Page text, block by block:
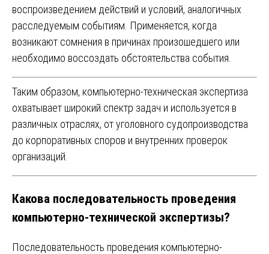
воспроизведением действий и условий, аналогичных
расследуемым событиям. Применяется, когда
возникают сомнения в причинах произошедшего или
необходимо воссоздать обстоятельства события.
Таким образом, компьютерно-техническая экспертиза
охватывает широкий спектр задач и используется в
различных отраслях, от уголовного судопроизводства
до корпоративных споров и внутренних проверок
организаций.
Какова последовательность проведения
компьютерно-технической экспертизы?
Последовательность проведения компьютерно-